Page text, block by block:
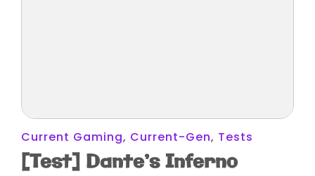
Current Gaming, Current-Gen, Tests
[Test] Dante’s Inferno